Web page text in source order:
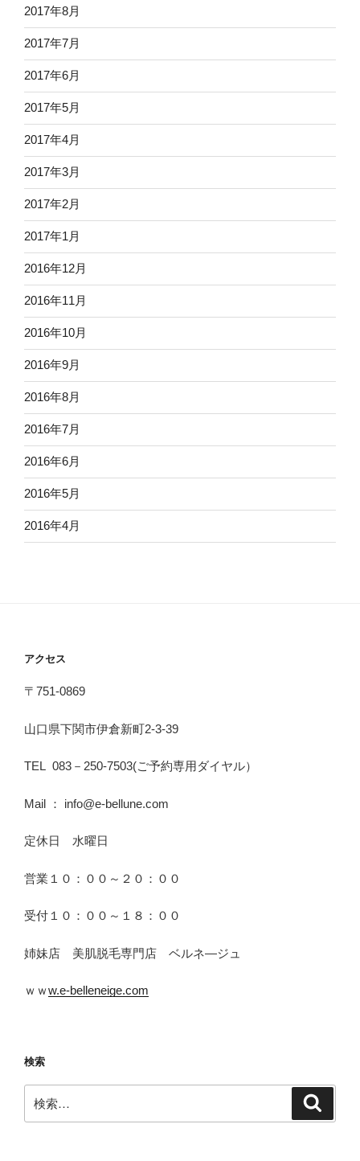
2017年8月
2017年7月
2017年6月
2017年5月
2017年4月
2017年3月
2017年2月
2017年1月
2016年12月
2016年11月
2016年10月
2016年9月
2016年8月
2016年7月
2016年6月
2016年5月
2016年4月
アクセス
〒751-0869
山口県下関市伊倉新町2-3-39
TEL 083－250-7503(ご予約専用ダイヤル）
Mail ： info@e-bellune.com
定休日 水曜日
営業１０：００～２０：００
受付１０：００～１８：００
姉妹店 美肌脱毛専門店 ベルネ―ジュ
ｗｗw.e-belleneige.com
検索
索: